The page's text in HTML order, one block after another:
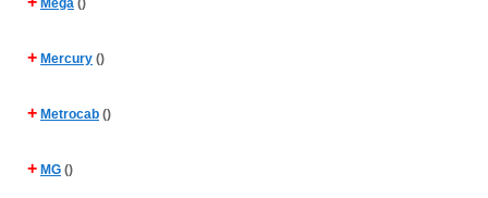
Mega ()
+ Mercury ()
+ Metrocab ()
+ MG ()